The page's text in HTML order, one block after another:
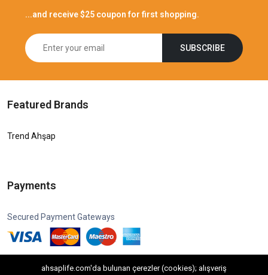
...and receive $25 coupon for first shopping.
SUBSCRIBE
Featured Brands
Trend Ahşap
Payments
Secured Payment Gateways
ahsaplife.com'da bulunan çerezler (cookies); alışveriş